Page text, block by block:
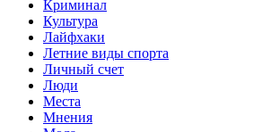
Криминал
Культура
Лайфхаки
Летние виды спорта
Личный счет
Люди
Места
Мнения